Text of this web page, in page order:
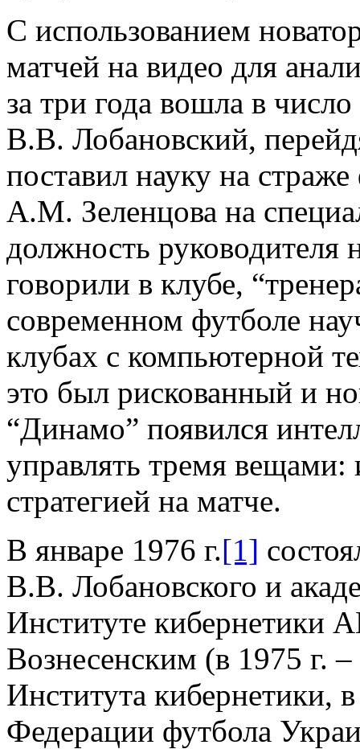
С использованием
матчей на видео для
за три года вошла в
В.В. Лобановский,
поставил науку на
А.М. Зеленцова на
должность руководителя
говорили в клубе,
современном футболе
клубах с компьютерной
это был рискованный и
“Динамо” появился
управлять тремя вещами:
стратегией на матче.
В январе 1976 г.[1]
В.В. Лобановского и
Институте
Вознесенским (в 1975 г. –
Института кибернетики,
Федерации футбола